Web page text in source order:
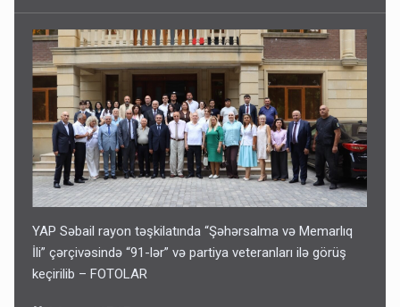
YAP Səbail rayon təşkilatında “Şəhərsalma və Memarlıq
İli” çərçivəsində “91-lər” və partiya veteranları ilə görüş
keçirilib – FOTOLAR